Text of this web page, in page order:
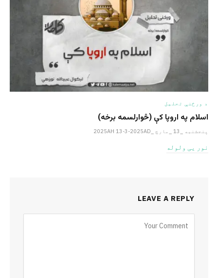
د ورځنې تحلیل
اسلام په اروپا کې (څوارلسمه برخه)
پنجشنبه _13 _مارچ _2025AH 13-3-2025AD
نور یی ولوله
LEAVE A REPLY